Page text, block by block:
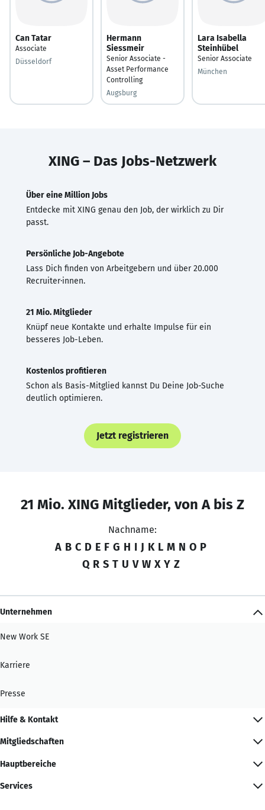
Can Tatar
Associate
Düsseldorf
Hermann
Siessmeir
Senior Associate -
Asset Performance
Controlling
Augsburg
Lara Isabella
Steinhübel
Senior Associate
München
XING – Das Jobs-Netzwerk
Über eine Million Jobs
Entdecke mit XING genau den Job, der wirklich zu Dir
passt.
Persönliche Job-Angebote
Lass Dich finden von Arbeitgebern und über 20.000
Recruiter·innen.
21 Mio. Mitglieder
Knüpf neue Kontakte und erhalte Impulse für ein
besseres Job-Leben.
Kostenlos profitieren
Schon als Basis-Mitglied kannst Du Deine Job-Suche
deutlich optimieren.
Jetzt registrieren
21 Mio. XING Mitglieder, von A bis Z
Nachname:
A B C D E F G H I J K L M N O P
Q R S T U V W X Y Z
Unternehmen
New Work SE
Karriere
Presse
Hilfe & Kontakt
Mitgliedschaften
Hauptbereiche
Services